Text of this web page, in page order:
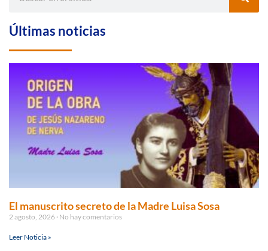
Últimas noticias
El manuscrito secreto de la Madre Luisa Sosa
2 agosto, 2026 No hay comentarios
Leer Noticia »